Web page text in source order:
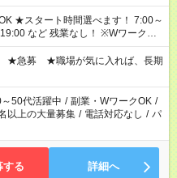
～
残業なし！ ※Wワークの
40時間超の就業はご案内できませ
以上勤務は社会保険への加入対象
日雇い派遣の原則禁止）により、
内が難しい場合があります
★急募 ★職場が気に入れば、長期
50代活躍中 / 副業・WワークOK /
以上の大量募集 / 電話対応なし / パ
する 詳細へ